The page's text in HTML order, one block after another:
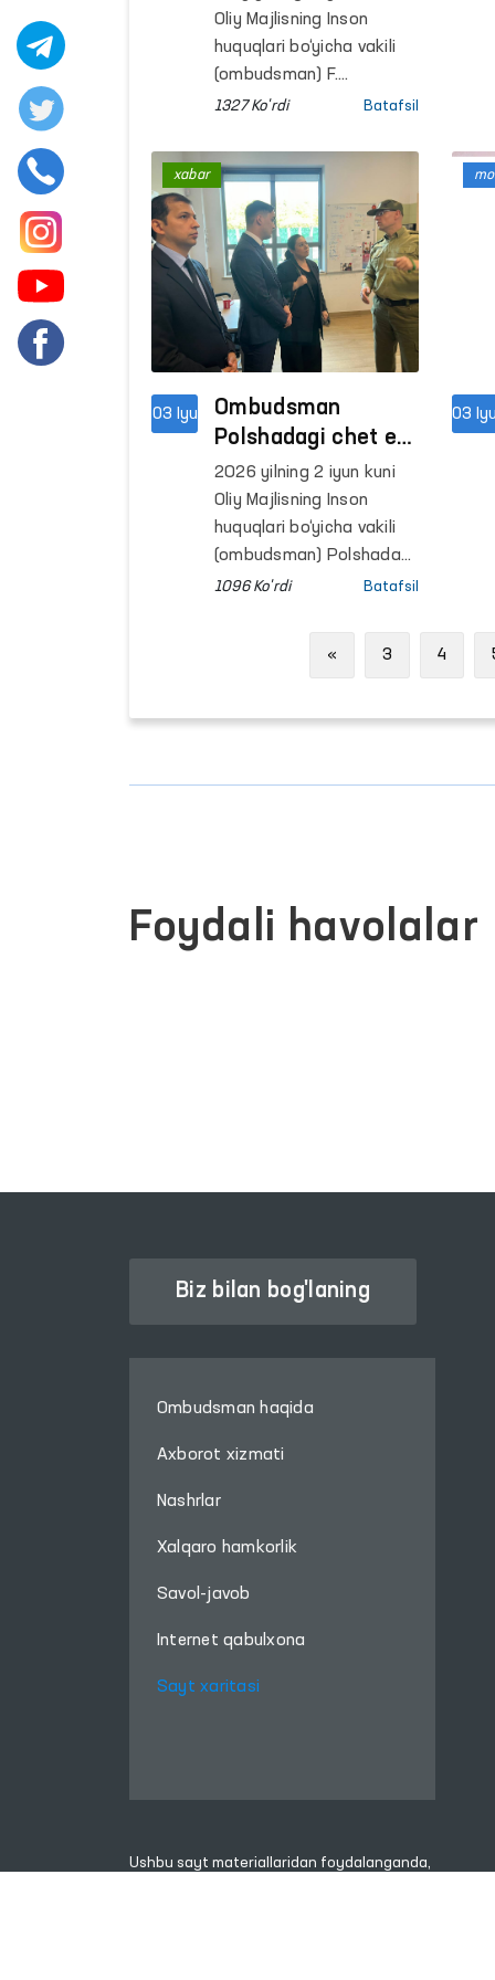
qamrab olindi.
bilan sayyor qabul
o‘tkazdi
Oliy Majlisning Inson
huquqlari bo‘yicha vakili
(ombudsman) F.
Eshmatova O‘zbekiston
Elchixonasi vakillari
ishtirokida Polshada
vaqtincha mehnat
faoliyatini amalga
oshirayotgan O‘zbekiston
fuqarolari bilan joyiga
chiqqan holda uchrashildi.
1327 Ko'rdi Batafsil
03 Iyu
Ombudsman
Polshadagi chet el
fuqarolarini
vaqtincha saqlash
markazida
fuqarolarimiz bilan
ko‘rishib, sharoitlar
2026 yilning 2 iyun kuni
Oliy Majlisning Inson
huquqlari bo‘yicha vakili
(ombudsman) Polshadagi
chet el fuqarolarini
1096 Ko'rdi Batafsil
xabar
03 Iyu
« Previous
3 4
Foydali havolalar
Biz bilan bog'laning
Ombudsman haqida
Axborot xizmati
Nashrlar
Xalqaro hamkorlik
Savol-javob
Internet qabulxona
Sayt xaritasi
Ushbu sayt materiallaridan foydalanganda,